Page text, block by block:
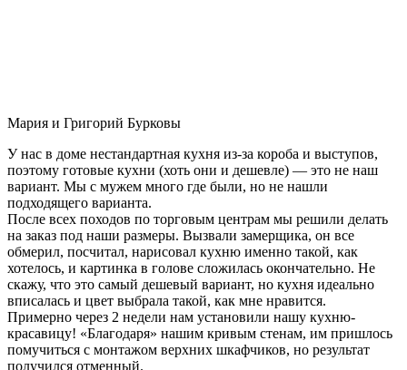
Мария и Григорий Бурковы
У нас в доме нестандартная кухня из-за короба и выступов,
поэтому готовые кухни (хоть они и дешевле) — это не наш
вариант. Мы с мужем много где были, но не нашли
подходящего варианта.
После всех походов по торговым центрам мы решили делать
на заказ под наши размеры. Вызвали замерщика, он все
обмерил, посчитал, нарисовал кухню именно такой, как
хотелось, и картинка в голове сложилась окончательно. Не
скажу, что это самый дешевый вариант, но кухня идеально
вписалась и цвет выбрала такой, как мне нравится.
Примерно через 2 недели нам установили нашу кухню-
красавицу! «Благодаря» нашим кривым стенам, им пришлось
помучиться с монтажом верхних шкафчиков, но результат
получился отменный.